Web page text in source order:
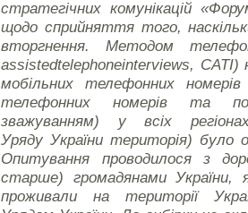
стратегічних комунікацій
щодо сприйняття того,
вторгнення. Методом
assistedtelephoneinterviews, CATI)
мобільних телефонних
телефонних номерів та
зважуванням) у всіх
Уряду України територія) було
Опитування проводилося з
старше) громадянами України,
проживали на території